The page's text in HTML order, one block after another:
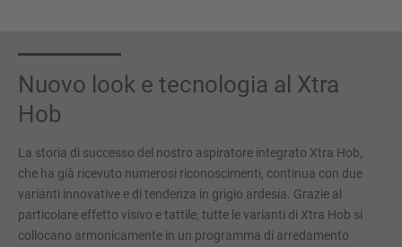
Nuovo look e tecnologia al Xtra
Hob
La storia di successo del nostro aspiratore integrato Xtra Hob,
che ha già ricevuto numerosi riconoscimenti, continua con due
varianti innovative e di tendenza in grigio ardesia. Grazie al
particolare effetto visivo e tattile, tutte le varianti di Xtra Hob si
collocano armonicamente in un programma di arredamento